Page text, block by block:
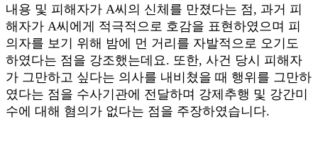
내용 및 피해자가 A씨의 신체를 만졌다는 점, 과거 피
해자가 A씨에게 적극적으로 호감을 표현하였으며 피
의자를 보기 위해 밤에 먼 거리를 자발적으로 오기도
하였다는 점을 강조했는데요. 또한, 사건 당시 피해자
가 그만하고 싶다는 의사를 내비쳤을 때 행위를 그만하
였다는 점을 수사기관에 전달하며 강제추행 및 강간미
수에 대해 혐의가 없다는 점을 주장하였습니다.